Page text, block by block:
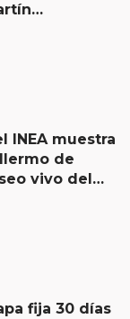
INEA muestra
de
vivo del
fija 30 días